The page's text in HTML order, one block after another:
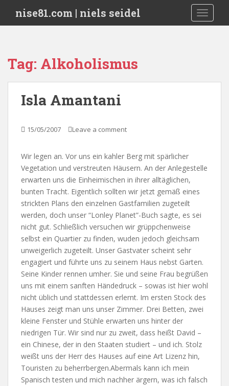
i
nise81.com | niels seidel
Tag: Alkoholismus
Isla Amantani
15/05/2007 Leave a comment
Wir legen an. Vor uns ein kahler Berg mit spärlicher
Vegetation und verstreuten Häusern. An der Anlegestelle
erwarten uns die Einheimischen in ihrer alltäglichen,
bunten Tracht. Eigentlich sollten wir jetzt gemäß eines
strickten Plans den einzelnen Gastfamilien zugeteilt
werden, doch unser “Lonley Planet”-Buch sagte, es sei
nicht gut. Schließlich versuchen wir grüppchenweise
selbst ein Quartier zu finden, wuden jedoch gleichsam
unweigerlich zugeteilt. Unser Gastvater scheint sehr
engagiert und führte uns zu seinem Haus nebst Garten.
Seine Kinder rennen umher. Sie und seine Frau begrüßen
uns mit einem sanften Händedruck – sowas ist hier wohl
nicht üblich und stattdessen erlernt. Im ersten Stock des
Hauses zeigt man uns unser Zimmer. Drei Betten, zwei
kleine Fenster und Stühle erwarten uns hinter der
niedrigen Tür. Wir sind nur zu zweit, dass heißt David –
ein Chinese, der in den Staaten studiert – und ich. Stolz
weißt uns der Herr des Hauses auf eine Art Lizenz hin,
Touristen zu beherrbergen.Abermals kann ich mein
Spanisch testen und mich nachher ärgern, was ich falsch